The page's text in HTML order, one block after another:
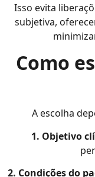
Isso evita
subjetiva,
Como
A escolha
1. Objetivo
2. Condições do